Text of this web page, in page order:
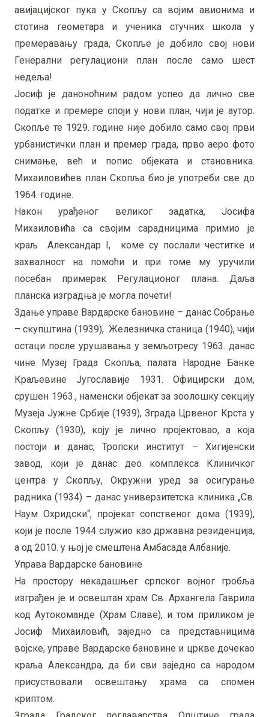
авијацијског пука у Скопљу са војим авионима и
стотина геометара и ученика стучних школа у
премеравању града, Скопље је добило свој нови
Генерални регулациони план после само шест
недеља!
Јосиф је даноноћним радом успео да лично све
податке и премере споји у нови план, чији је аутор.
Скопље те 1929. године није добило само свој први
урбанистички план и премер града, прво аеро фото
снимање, већ и попис објеката и становника.
Михаиловићев план Скопља био је употреби све до
1964. године.
Након урађеног великог задатка, Јосифа
Михаиловића са својим сарадницима примио је
краљ Александар I, коме су послали честитке и
захвалност на помоћи и при томе му уручили
посебан примерак Регулационог плана. Даља
планска изградња је могла почети!
Здање управе Вардарске бановине – данас Собрање
– скупштина (1939), Железничка станица (1940), чији
остаци после урушавања у земљотресу 1963. данас
чине Музеј Града Скопља, палата Народне Банке
Краљевине Југославије 1931. Официрски дом,
срушен 1963., наменски објекат за зоолошку секцију
Музеја Јужне Србије (1939), Зграда Црвеног Крста у
Скопљу (1930), коју је лично пројектовао, а која
постоји и данас, Тропски институт – Хигијенски
завод, који је данас део комплекса Клиничког
центра у Скопљу, Окружни уред за осигурање
радника (1934) – данас универзитетска клиника „Св.
Наум Охридски“, пројекат сопственог дома (1939),
који је после 1944 служио као државна резиденција,
а од 2010. у њој је смештена Амбасада Албаније.
Управа Вардарске бановине
На простору некадашњег српског војног гробља
изграђен је и освештан храм Св. Архангела Гаврила
код Аутокоманде (Храм Славе), и том приликом је
Јосиф Михаиловић, заједно са представницима
војске, управе Вардарске бановине и цркве дочекао
краља Александра, да би сви заједно са народом
присуствовали освештању храма са спомен
криптом.